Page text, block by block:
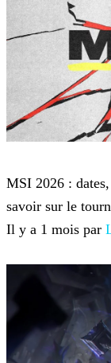
MSI 2026 :
savoir sur le
Il y a 1 mois par